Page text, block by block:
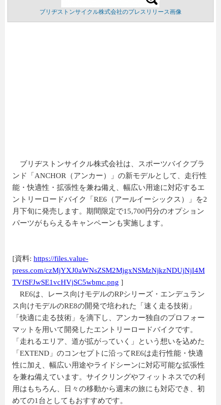
ブリヂストンサイクル株式会社のプレスリリース画像
ブリヂストンサイクル株式会社は、スポーツバイクブラ
ンド「ANCHOR（アンカー）」の新モデルとして、走行性
能・快適性・拡張性を兼ね備え、幅広い用途に対応するエ
ントリーロードバイク「RE6（アールイーシックス）」を2
月下旬に発売します。期間限定で15,700円分のオプション
パーツがもらえるキャンペーンも実施します。
[資料: https://files.value-
press.com/czMjYXJ0aWNsZSM2MjgxNSMzNjkzNDUjNjI4M
TVfSFJwSE1vcHVjSC5wbmc.png ]
RE6は、レース向けモデルのRPシリーズ・エンデュラン
ス向けモデルのRE8の開発で培われた「速く走る技術」
「快適に走る技術」を滴下し、アンカー独自のプロフォー
マットを用いて開発したエントリーロードバイクです。
「走れるエリア、道が拡がっていく」という想いを込めた
「EXTEND」のコンセプトに沿ってRE6は走行性能・快適
性に加え、幅広い用途やライドシーンに対応可能な拡張性
を兼ね備えています。サイクリングやフィットネスでの利
用はもちろん、日々の移動から週末の旅にも対応でき、初
めての1台としてもおすすめです。